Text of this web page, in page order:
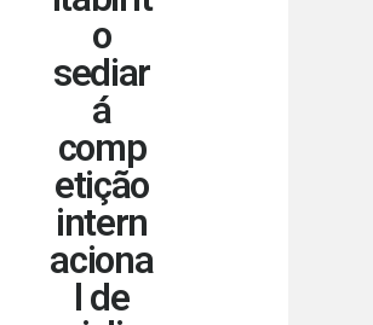
o
sediar
á
comp
etição
intern
aciona
l de